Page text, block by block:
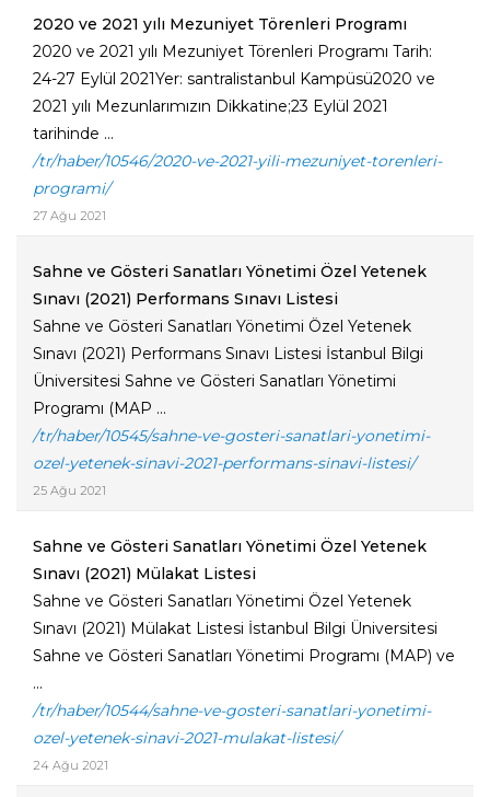
2020 ve 2021 yılı Mezuniyet Törenleri Programı
2020 ve 2021 yılı Mezuniyet Törenleri Programı Tarih:
24-27 Eylül 2021Yer: santralistanbul Kampüsü2020 ve
2021 yılı Mezunlarımızın Dikkatine;23 Eylül 2021
tarihinde ...
/tr/haber/10546/2020-ve-2021-yili-mezuniyet-torenleri-
programi/
27 Ağu 2021
Sahne ve Gösteri Sanatları Yönetimi Özel Yetenek
Sınavı (2021) Performans Sınavı Listesi
Sahne ve Gösteri Sanatları Yönetimi Özel Yetenek
Sınavı (2021) Performans Sınavı Listesi İstanbul Bilgi
Üniversitesi Sahne ve Gösteri Sanatları Yönetimi
Programı (MAP ...
/tr/haber/10545/sahne-ve-gosteri-sanatlari-yonetimi-
ozel-yetenek-sinavi-2021-performans-sinavi-listesi/
25 Ağu 2021
Sahne ve Gösteri Sanatları Yönetimi Özel Yetenek
Sınavı (2021) Mülakat Listesi
Sahne ve Gösteri Sanatları Yönetimi Özel Yetenek
Sınavı (2021) Mülakat Listesi İstanbul Bilgi Üniversitesi
Sahne ve Gösteri Sanatları Yönetimi Programı (MAP) ve
...
/tr/haber/10544/sahne-ve-gosteri-sanatlari-yonetimi-
ozel-yetenek-sinavi-2021-mulakat-listesi/
24 Ağu 2021